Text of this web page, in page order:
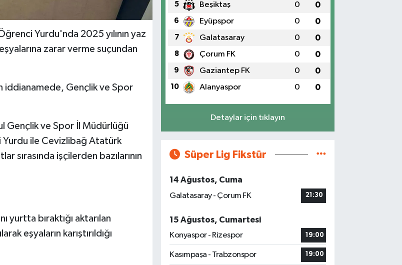
Yurdu'nda 2025 yılının yaz
zarar verme suçundan
iddianamede, Gençlik ve Spor
Gençlik ve Spor İl Müdürlüğü
ile Cevizlibağ Atatürk
sırasında işçilerden bazılarının
yurtta bıraktığı aktarılan
eşyaların karıştırıldığı
5 Beşiktaş 0 0
6 Eyüpspor 0 0
7 Galatasaray 0 0
8 Çorum FK 0 0
9 Gaziantep FK 0 0
10 Alanyaspor 0 0
Detaylar için tıklayın
Süper Lig Fikstür
14 Ağustos, Cuma
Galatasaray - Çorum FK
21:30
15 Ağustos, Cumartesi
Konyaspor - Rizespor
19:00
Kasımpaşa - Trabzonspor 19:00